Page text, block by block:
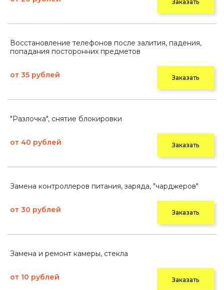
Заказать
Восстановление телефонов после залития, падения,
попадания посторонних предметов
от 35 рублей Заказать
"Разлочка", снятие блокировки
от 40 рублей Заказать
Замена контроллеров питания, заряда, "чарджеров"
от 30 рублей Заказать
Замена и ремонт камеры, стекла
от 10 рублей Заказать